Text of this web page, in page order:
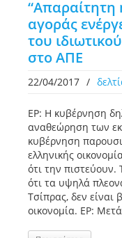
αγοράς
του
στο ΑΠΕ
22/04/2017 /
ΕΡ: Η κυβέρνηση
αναθεώρηση των
κυβέρνηση
ελληνικής
ότι την
ότι τα υψηλά
Τσίπρας, δεν είναι
οικονομία. ΕΡ: